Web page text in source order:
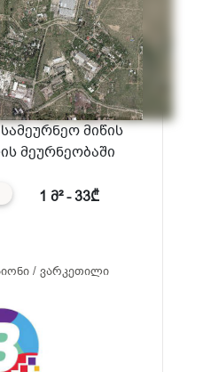
მიწის
მეურნეობაში
1 მ² - 33₾
/ ვარკეთილი